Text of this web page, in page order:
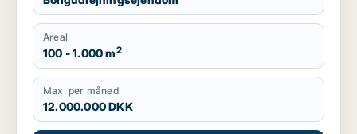
Areal
100 - 1.000 m2
Max. per måned
12.000.000 DKK